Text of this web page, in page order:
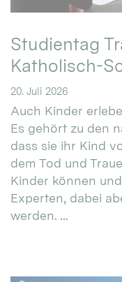
Studientag
Katholisch-
20. Juli 2026
Auch Kinder
Es gehört zu den
dass sie ihr Kind
dem Tod und
Kinder können
Experten, dabei
werden. ...